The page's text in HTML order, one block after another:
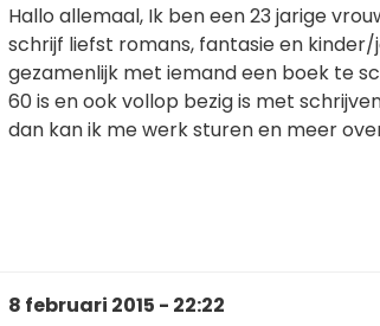
Hallo allemaal, Ik ben een 23 jarige
schrijf liefst romans, fantasie en
gezamenlijk met iemand een boek te
60 is en ook vollop bezig is met
dan kan ik me werk sturen en meer
8 februari 2015 - 22:22